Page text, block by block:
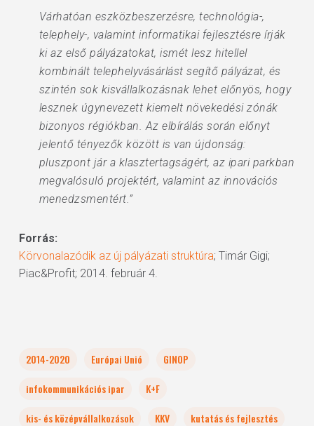
Várhatóan eszközbeszerzésre, technológia-,
telephely-, valamint informatikai fejlesztésre írják
ki az első pályázatokat, ismét lesz hitellel
kombinált telephelyvásárlást segítő pályázat, és
szintén sok kisvállalkozásnak lehet előnyös, hogy
lesznek úgynevezett kiemelt növekedési zónák
bizonyos régiókban. Az elbírálás során előnyt
jelentő tényezők között is van újdonság:
pluszpont jár a klasztertagságért, az ipari parkban
megvalósuló projektért, valamint az innovációs
menedzsmentért.”
Forrás:
Körvonalazódik az új pályázati struktúra; Timár Gigi;
Piac&Profit; 2014. február 4.
2014-2020 Európai Unió
GINOP
infokommunikációs ipar
K+F
kis- és középvállalkozások
KKV
kutatás és fejlesztés